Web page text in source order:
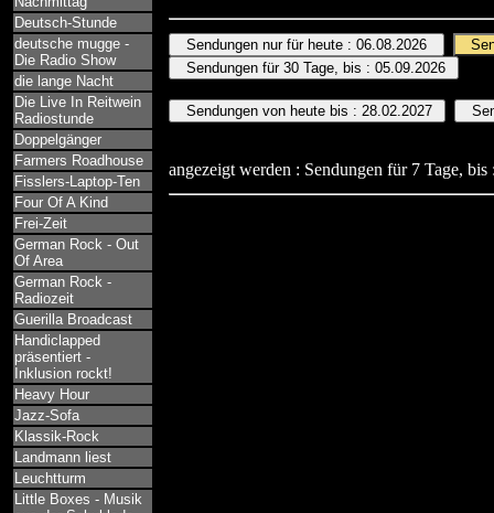
Deutsch-Stunde
deutsche mugge -
Die Radio Show
die lange Nacht
Die Live In Reitwein
Radiostunde
Doppelgänger
Farmers Roadhouse
Fisslers-Laptop-Ten
Four Of A Kind
Frei-Zeit
German Rock - Out
Of Area
German Rock -
Radiozeit
Guerilla Broadcast
Handiclapped
präsentiert -
Inklusion rockt!
Heavy Hour
Jazz-Sofa
Klassik-Rock
Landmann liest
Leuchtturm
Little Boxes - Musik
angezeigt werden : Sendungen für 7 Tage, bis